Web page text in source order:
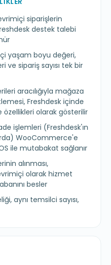
siparişlerin
destek talebi
yaşam boyu değeri,
ve sipariş sayısı tek bir
aracılığıyla mağaza
Freshdesk içinde
olarak gösterilir
işlemleri (Freshdesk'ın
WooCommerce'e
ile mutabakat sağlanır
alınması,
olarak hizmet
besler
aynı temsilci sayısı,